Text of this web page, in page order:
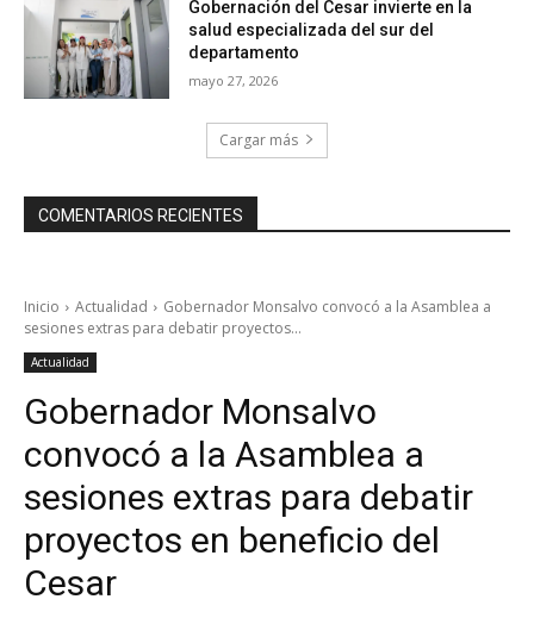
Gobernación del Cesar invierte en la
salud especializada del sur del
departamento
mayo 27, 2026
Cargar más
COMENTARIOS RECIENTES